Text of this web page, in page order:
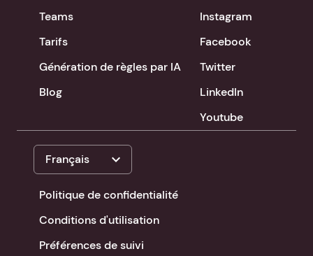
Teams
Tarifs
Génération de règles par IA
Blog
Instagram
Facebook
Twitter
LinkedIn
Youtube
Français expand_more
Politique de confidentialité
Conditions d'utilisation
Préférences de suivi